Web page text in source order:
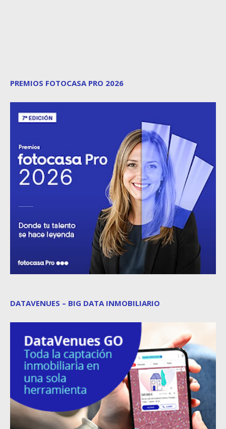
PREMIOS FOTOCASA PRO 2026
DATAVENUES – BIG DATA INMOBILIARIO